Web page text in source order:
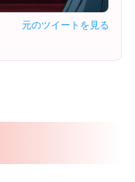
元のツイートを見る